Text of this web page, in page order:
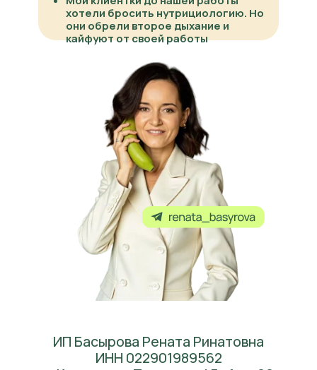
хотели бросить нутрициологию. Но
они обрели второе дыхание и
кайфуют от своей работы